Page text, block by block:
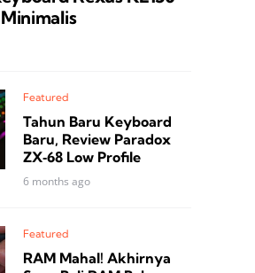
Featured
Tahun Baru Keyboard
Baru, Review Paradox
ZX‑68 Low Profile
6 months ago
Featured
RAM Mahal! Akhirnya